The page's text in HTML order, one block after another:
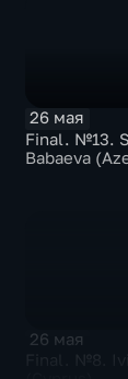
26 мая
Final. №13.
Babaeva
26 мая